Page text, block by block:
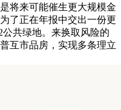
将来可能催生更大规模金
了正在年报中交出一份更
共绿地。来换取风险的
互市品房，实现多条理立